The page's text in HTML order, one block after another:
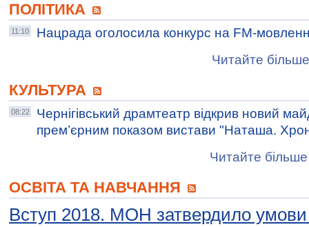
ПОЛІТИКА
11:10
Нацрада оголосила конкурс на FM-
Читайте
КУЛЬТУРА
08:22
Чернігівський драмтеатр відкрив новий
прем’єрним показом вистави "Наташа.
Читайте більше
ОСВІТА ТА НАВЧАННЯ
Вступ 2018. МОН затвердило